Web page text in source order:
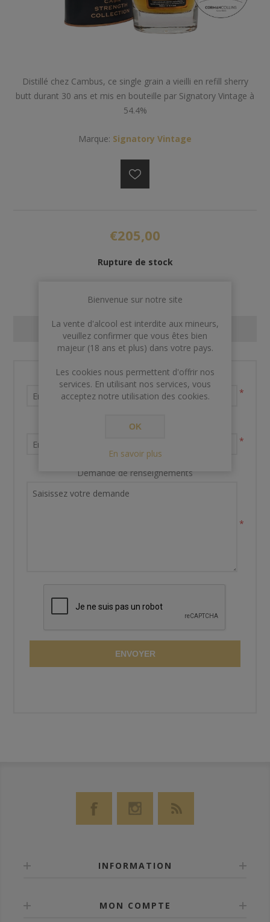
Distillé chez Cambus, ce single grain a vieilli en refill sherry
butt durant 30 ans et mis en bouteille par Signatory Vintage à
54.4%
Marque: Signatory Vintage
€205,00
Rupture de stock
CONTACT US
Nom et prénom
*
Votre adresse email
*
Demande de renseignements
*
ENVOYER
INFORMATION
MON COMPTE
Bienvenue sur notre site
La vente d'alcool est interdite aux mineurs,
veuillez confirmer que vous êtes bien
majeur (18 ans et plus) dans votre pays.
Les cookies nous permettent d'offrir nos
services. En utilisant nos services, vous
acceptez notre utilisation des cookies.
OK
En savoir plus